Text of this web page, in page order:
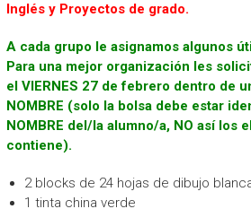
Inglés y Proyectos de grado.
A cada grupo le asignamos algunos
Para una mejor organización les
el VIERNES 27 de febrero dentro de
NOMBRE (solo la bolsa debe estar
NOMBRE del/la alumno/a, NO así los
contiene).
2 blocks de 24 hojas de dibujo
1 tinta china verde